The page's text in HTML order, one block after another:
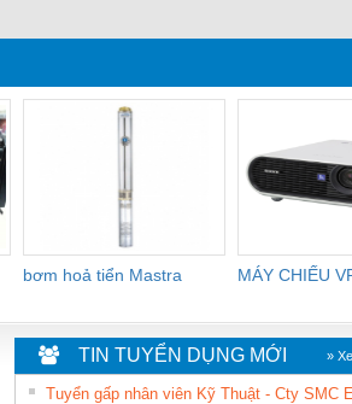
bơm hoả tiển Mastra MÁY CHIẾU
TIN TUYỂN DỤNG MỚI »